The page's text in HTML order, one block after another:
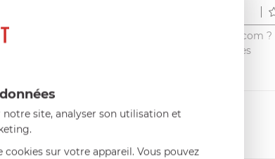
Vous avez acheté ce produit sur francisbatt.com ?
Partagez votre avis avec les autres clients dès
site, analyser son utilisation et
sur votre appareil. Vous pouvez